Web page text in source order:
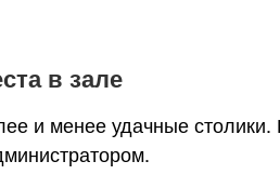
в зале
и менее удачные